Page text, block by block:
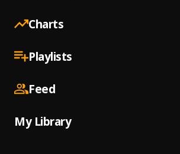
Charts
Playlists
Feed
My Library